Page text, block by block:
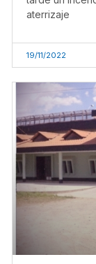
aterrizaje
19/11/2022